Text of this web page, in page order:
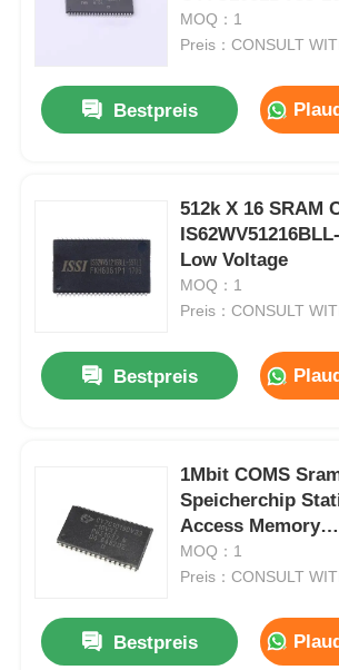
MOQ：1
Preis：CONSULT
Bestpreis
512k X 16 SRAM
Low Voltage
MOQ：1
Preis：CONSULT
Bestpreis
1Mbit COMS
Speicherchip
Access Memory
CY7C1019DV33-
MOQ：1
Preis：CONSULT
Bestpreis